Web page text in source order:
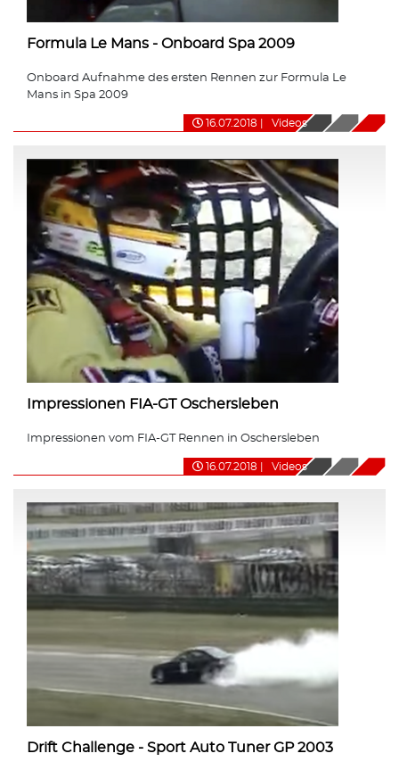
Formula Le Mans - Onboard Spa 2009
Onboard Aufnahme des ersten Rennen zur Formula Le
Mans in Spa 2009
16.07.2018 Videos
Impressionen FIA-GT Oschersleben
Impressionen vom FIA-GT Rennen in Oschersleben
16.07.2018 Videos
Drift Challenge - Sport Auto Tuner GP 2003